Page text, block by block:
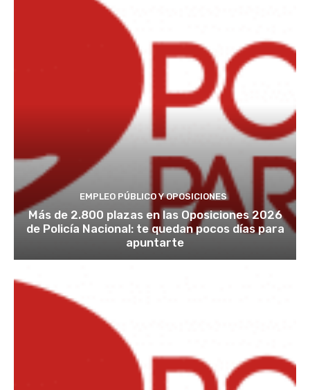
EMPLEO PÚBLICO Y OPOSICIONES
Más de 2.800 plazas en las Oposiciones 2026
de Policía Nacional: te quedan pocos días para
apuntarte